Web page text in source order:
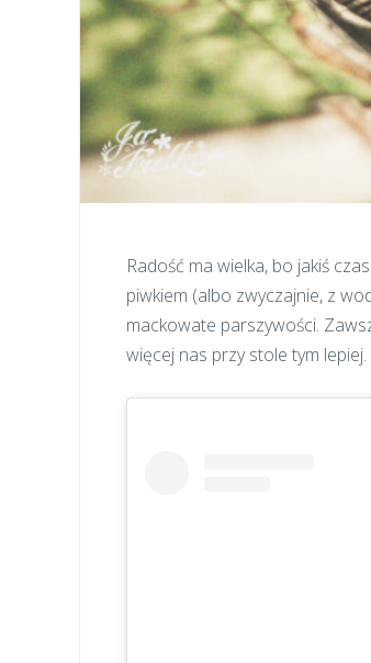
Radość ma wielka, bo jakiś
piwkiem (albo zwyczajnie, z
mackowate parszywości.
więcej nas przy stole tym lepiej.